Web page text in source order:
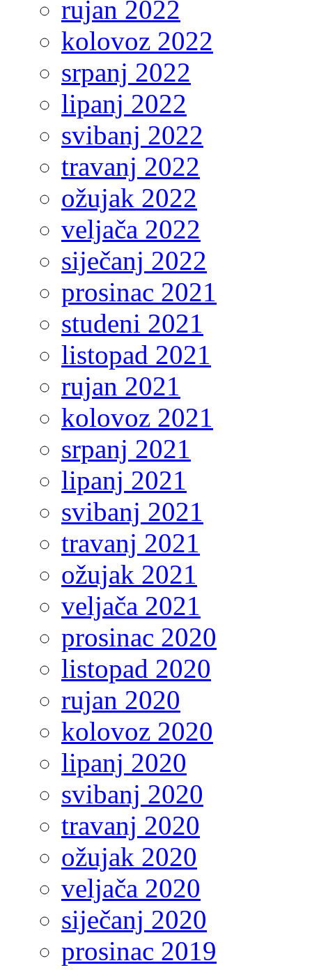
rujan 2022
kolovoz 2022
srpanj 2022
lipanj 2022
svibanj 2022
travanj 2022
ožujak 2022
veljača 2022
siječanj 2022
prosinac 2021
studeni 2021
listopad 2021
rujan 2021
kolovoz 2021
srpanj 2021
lipanj 2021
svibanj 2021
travanj 2021
ožujak 2021
veljača 2021
prosinac 2020
listopad 2020
rujan 2020
kolovoz 2020
lipanj 2020
svibanj 2020
travanj 2020
ožujak 2020
veljača 2020
siječanj 2020
prosinac 2019